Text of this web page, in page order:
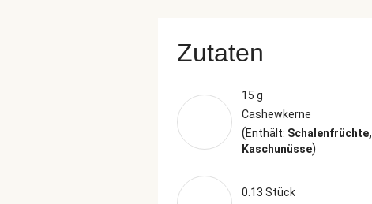
Zutaten
15 g
Cashewkerne
(Enthält: Schalenfrüchte,
Kaschunüsse)
0.13 Stück